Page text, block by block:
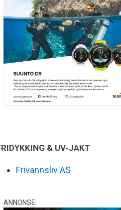
& UV-JAKT
Frivannsliv AS
ANNONSE: